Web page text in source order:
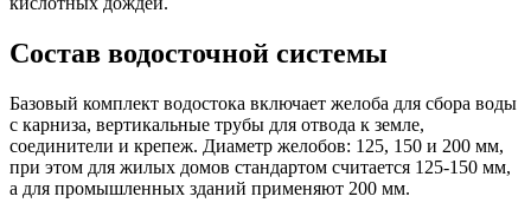
Состав водосточной системы
Базовый комплект водостока включает желоба для сбора воды
с карниза, вертикальные трубы для отвода к земле,
соединители и крепеж. Диаметр желобов: 125, 150 и 200 мм,
при этом для жилых домов стандартом считается 125-150 мм,
а для промышленных зданий применяют 200 мм.